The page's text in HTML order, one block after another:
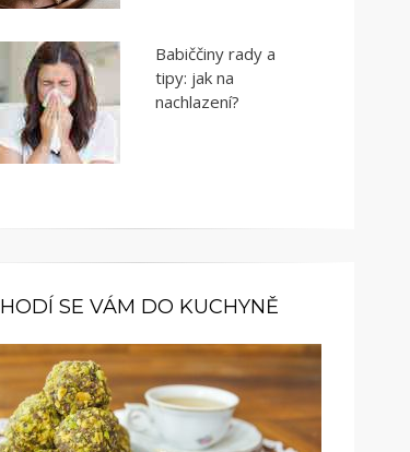
Babiččiny rady a
tipy: jak na
nachlazení?
HODÍ SE VÁM DO KUCHYNĚ